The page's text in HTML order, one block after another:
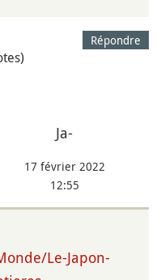
Répondre
Ja-
17 février 2022
12:55
Le-Japon-